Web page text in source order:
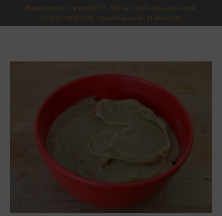
Maman mérite l'originalité !!! -20% sur tout le site avec le code
FETEDESMERES26 ~ Valable jusqu'au 31 mai 2026